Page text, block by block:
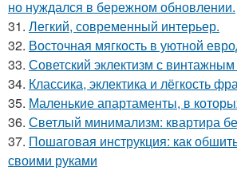
но нуждался в бережном обновлении.
31. Легкий, современный интерьер.
32. Восточная мягкость в уютной
33. Советский эклектизм с
34. Классика, эклектика и лёгкость
35. Маленькие апартаменты, в
36. Светлый минимализм: квартира
37. Пошаговая инструкция: как
своими руками